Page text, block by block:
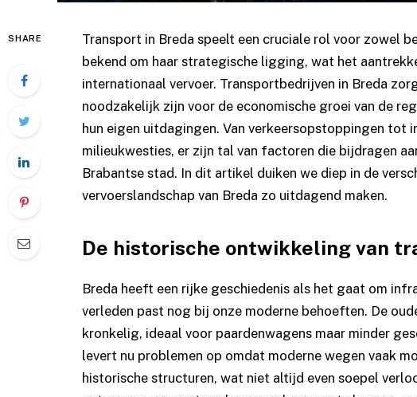
SHARE
Transport in Breda speelt een cruciale rol voor zowel
bekend om haar strategische ligging, wat het
internationaal vervoer. Transportbedrijven in Breda
noodzakelijk zijn voor de economische groei van de
hun eigen uitdagingen. Van verkeersopstoppingen tot
milieukwesties, er zijn tal van factoren die bijdragen
Brabantse stad. In dit artikel duiken we diep in de
vervoerslandschap van Breda zo uitdagend maken.
De historische ontwikkeling van
Breda heeft een rijke geschiedenis als het gaat om
verleden past nog bij onze moderne behoeften. De
kronkelig, ideaal voor paardenwagens maar minder
levert nu problemen op omdat moderne wegen vaak
historische structuren, wat niet altijd even soepel